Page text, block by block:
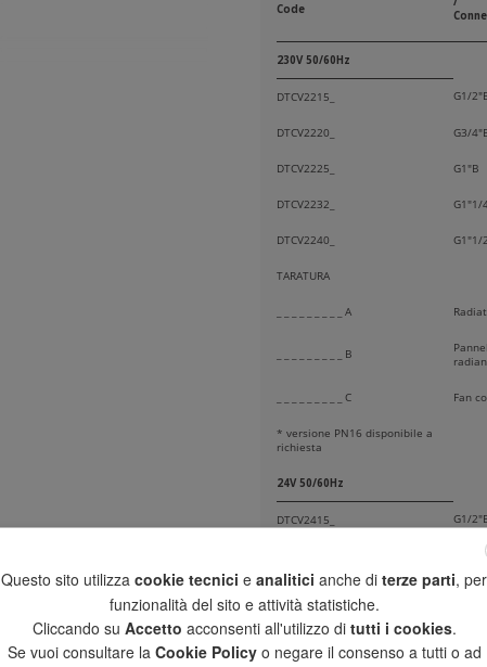
Code
230V 50/60Hz
DTCV2215_ G1/
DTCV2220_ G3/
DTCV2225_ G1"B
DTCV2232_ G1"1/
DTCV2240_ G1"1/
TARATURA
_ _ _ _ _ _ _ _ _ A
_ _ _ _ _ _ _ _ _ B
_ _ _ _ _ _ _ _ _ C Fan
* versione PN16 disponibile a
richiesta
24V 50/60Hz
DTCV2415_ G1/
G3/
G1"B
DTCV2432_
DTCV2440_
Questo sito utilizza cookie tecnici e analitici anche di terze parti, per
funzionalità del sito e attività statistiche.
Cliccando su Accetto acconsenti all'utilizzo di tutti i cookies.
Se vuoi consultare la Cookie Policyo negare il consenso a tutti o ad